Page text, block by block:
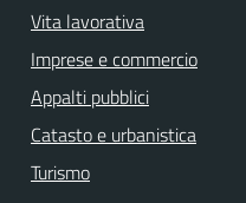
Vita lavorativa
Imprese e commercio
Appalti pubblici
Catasto e urbanistica
Turismo